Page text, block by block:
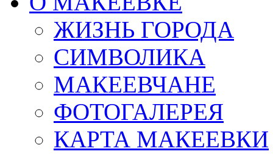
ЖИЗНЬ ГОРОДА
СИМВОЛИКА
МАКЕЕВЧАНЕ
ФОТОГАЛЕРЕЯ
КАРТА МАКЕЕВКИ